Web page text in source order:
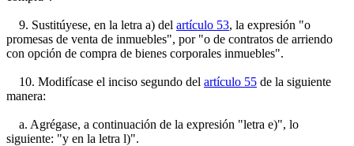
9. Sustitúyese, en la letra a) del artículo 53, la expresión "o
promesas de venta de inmuebles", por "o de contratos de arriendo
con opción de compra de bienes corporales inmuebles".
10. Modifícase el inciso segundo del artículo 55 de la siguiente
manera:
a. Agrégase, a continuación de la expresión "letra e)", lo
siguiente: "y en la letra l)".